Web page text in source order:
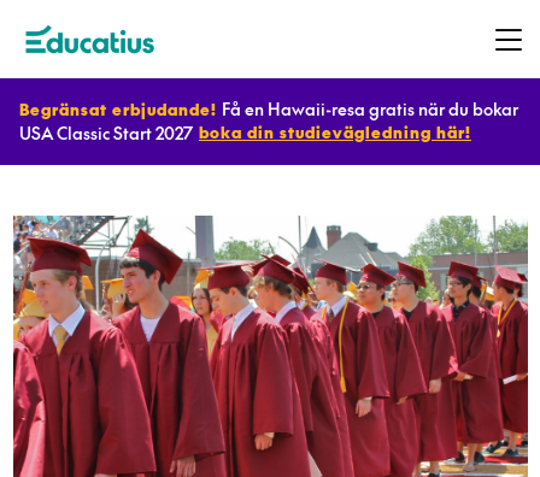
Begränsat erbjudande! Få en Hawaii-resa gratis när du bokar
USA Classic Start 2027 boka din studievägledning här!
Destinationer
Program
Planera
ditt
utbyte